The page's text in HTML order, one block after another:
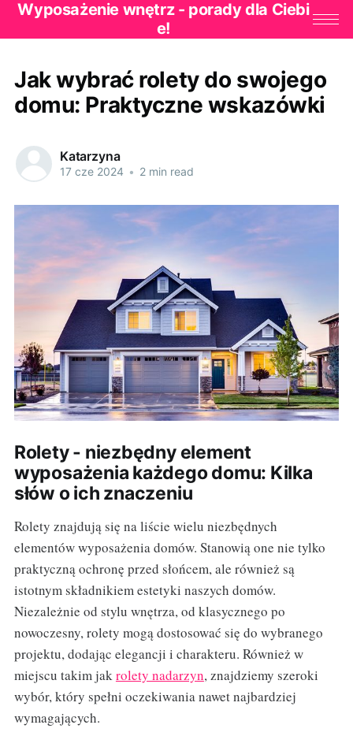
Wyposażenie wnętrz - porady dla Ciebi
e!
Jak wybrać rolety do swojego
domu: Praktyczne wskazówki
Katarzyna
17 cze 2024 • 2 min read
Rolety - niezbędny element
wyposażenia każdego domu: Kilka
słów o ich znaczeniu
Rolety znajdują się na liście wielu niezbędnych
elementów wyposażenia domów. Stanowią one nie tylko
praktyczną ochronę przed słońcem, ale również są
istotnym składnikiem estetyki naszych domów.
Niezależnie od stylu wnętrza, od klasycznego po
nowoczesny, rolety mogą dostosować się do wybranego
projektu, dodając elegancji i charakteru. Również w
miejscu takim jakrolety nadarzyn, znajdziemy szeroki
wybór, który spełni oczekiwania nawet najbardziej
wymagających.